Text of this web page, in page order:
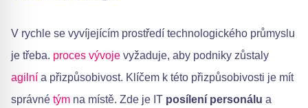
V rychle se vyvíjejícím prostředí technologického průmyslu
je třeba. proces vývoje vyžaduje, aby podniky zůstaly
agilní a přizpůsobivost. Klíčem k této přizpůsobivosti je mít
správné tým na místě. Zde je IT posílení personálu a